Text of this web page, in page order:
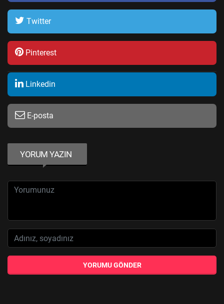
Twitter
Pinterest
Linkedin
E-posta
YORUM YAZIN
YORUMU GÖNDER